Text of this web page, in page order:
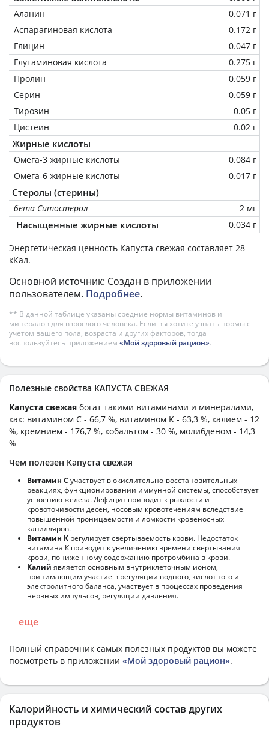
Аланин
0.071 г
Аспарагиновая кислота
0.172 г
Глицин
0.047 г
Глутаминовая кислота
0.275 г
Пролин
0.059 г
Серин
0.059 г
Тирозин
0.05 г
Цистеин
0.02 г
Жирные кислоты
Омега-3 жирные кислоты
0.084 г
Омега-6 жирные кислоты
0.017 г
Стеролы (стерины)
бета Ситостерол 2 мг
Насыщенные жирные кислоты 0.034 г
Энергетическая ценность Капуста свежая составляет 28
кКал.
Основной источник: Создан в приложении
пользователем. Подробнее.
** В данной таблице указаны средние нормы витаминов и
минералов для взрослого человека. Если вы хотите узнать нормы с
учетом вашего пола, возраста и других факторов, тогда
воспользуйтесь приложением «Мой здоровый рацион».
Полезные свойства КАПУСТА СВЕЖАЯ
Капуста свежая богат такими витаминами и минералами,
как: витамином C - 66,7 %, витамином K - 63,3 %, калием - 12
%, кремнием - 176,7 %, кобальтом - 30 %, молибденом - 14,3
%
Чем полезен Капуста свежая
Витамин С участвует в окислительно-восстановительных
реакциях, функционировании иммунной системы, способствует
усвоению железа. Дефицит приводит к рыхлости и
кровоточивости десен, носовым кровотечениям вследствие
повышенной проницаемости и ломкости кровеносных
капилляров.
Витамин К регулирует свёртываемость крови. Недостаток
витамина К приводит к увеличению времени свертывания
крови, пониженному содержанию протромбина в крови.
Калий является основным внутриклеточным ионом,
принимающим участие в регуляции водного, кислотного и
электролитного баланса, участвует в процессах проведения
нервных импульсов, регуляции давления.
еще
Полный справочник самых полезных продуктов вы можете
посмотреть в приложении «Мой здоровый рацион».
Калорийность и химический состав других
продуктов